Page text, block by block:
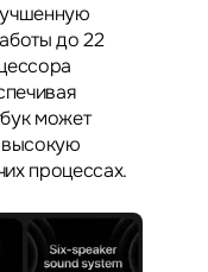
до 22
может
высокую
процессах.